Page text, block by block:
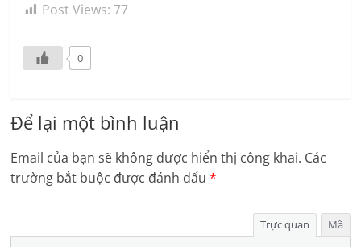
Post Views: 77
0
Để lại một bình luận
Email của bạn sẽ không được hiển thị công khai. Các
trường bắt buộc được đánh dấu*
Trực quan Mã